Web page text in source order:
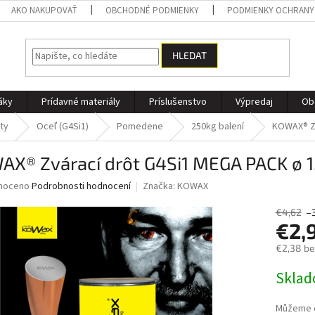
AKO NAKUPOVAŤ OBCHODNÉ PODMIENKY PODMIENKY OCHRANY
HLEDAT
Prídavné materiály Príslušenstvo Výpredaj
Oceľ (G4Si1) Pomedene 250kg balení KOWAX®
Zvárací drôt G4Si1 MEGA PACK ø
Podrobnosti hodnocení Značka: KOWAX
€4,62
€2,38
cena:
Můžeme